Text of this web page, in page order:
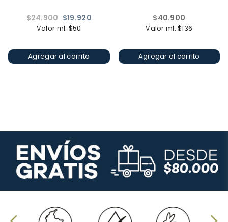
Precio
habitual
$24.900 $19.920
Valor ml: $50
Agregar al carrito
Precio
habitual
$40.900
Valor ml: $136
Agregar al carrito